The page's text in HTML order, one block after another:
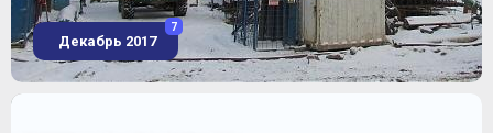
Декабрь 2017
7